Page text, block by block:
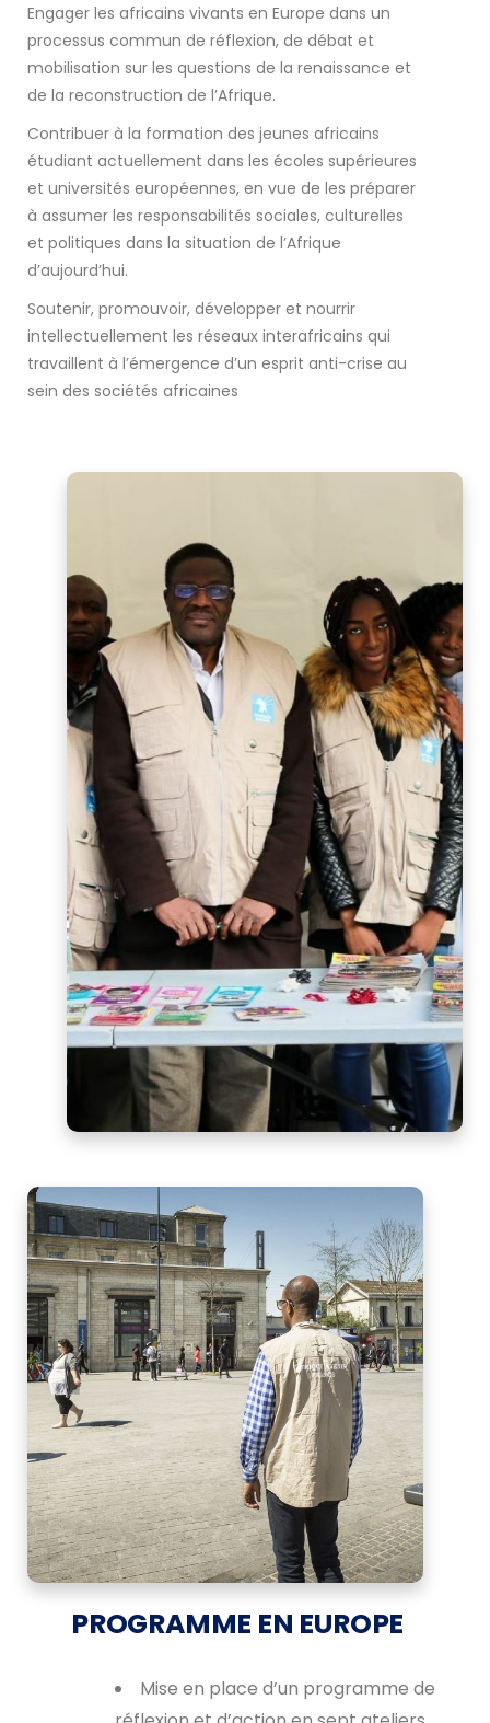
Engager les africains vivants en Europe dans un
processus commun de réflexion, de débat et
mobilisation sur les questions de la renaissance et
de la reconstruction de l’Afrique.
Contribuer à la formation des jeunes africains
étudiant actuellement dans les écoles supérieures
et universités européennes, en vue de les préparer
à assumer les responsabilités sociales, culturelles
et politiques dans la situation de l’Afrique
d’aujourd’hui.
Soutenir, promouvoir, développer et nourrir
intellectuellement les réseaux interafricains qui
travaillent à l’émergence d’un esprit anti-crise au
sein des sociétés africaines
PROGRAMME EN EUROPE
Mise en place d’un programme de